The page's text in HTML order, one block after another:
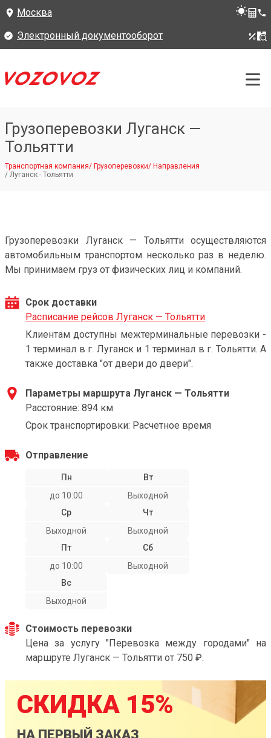
Москва
Электронный документооборот
Грузоперевозки Луганск —
Тольятти
Транспортная компания/ Грузоперевозки/ Направления
/ Луганск - Тольятти
Грузоперевозки Луганск — Тольятти осуществляются
автомобильным транспортом несколько раз в неделю.
Мы принимаем груз от физических лиц и компаний.
Срок доставки
Расписание рейсов Луганск — Тольятти
Клиентам доступны межтерминальные перевозки -
1 терминал в г. Луганск и 1 терминал в г. Тольятти. А
также доставка "от двери до двери".
Параметры маршрута Луганск — Тольятти
Расстояние: 894 км
Срок транспортировки: Расчетное время
Отправление
Пн
до 10:00
Вт
Выходной
Ср
Выходной
Чт
Выходной
Пт
до 10:00
Сб
Выходной
Вс
Выходной
Стоимость перевозки
Цена за услугу "Перевозка между городами" на
маршруте Луганск — Тольятти от 750 ₽.
СКИДКА 15%
НА ПЕРВЫЙ ЗАКАЗ